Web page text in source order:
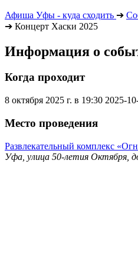
Афиша Уфы - куда сходить ➔
➔ Концерт Хаски 2025
Информация о
Когда проходит
8 октября 2025 г. в 19:30 2025-
Место проведения
Развлекательный комплекс
Уфа, улица 50-летия Октября,